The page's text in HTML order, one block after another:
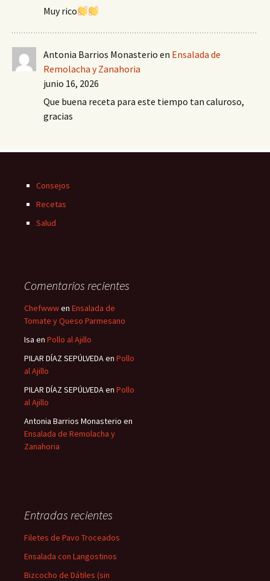
Muy rico
Antonia Barrios Monasterio en Ensalada de
Remolacha y Zanahoria
junio 16, 2026
Que buena receta para este tiempo tan caluroso,
gracias
Consejos
Recetas
Salud
Comentarios recientes
Chefwwwen Ensalada de
Tomate y Queso Parmesano
Isa en Pollo al Ajillo
PILAR DÍAZ SEPÚLVEDAen Pollo
al Ajillo
PILAR DÍAZ SEPÚLVEDAen Pollo
al Ajillo
Antonia Barrios Monasterio en
Ensalada de Remolacha y
Zanahoria
Entradas recientes
Filetes de Pavo Troceados
Ensalada con Langostinos
Bizcocho de Dátiles (sin